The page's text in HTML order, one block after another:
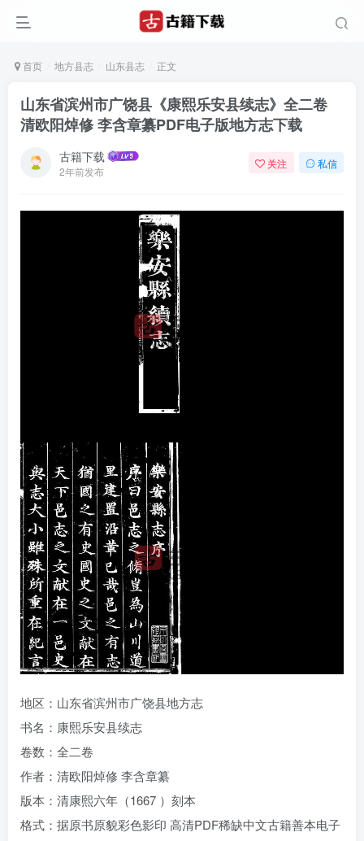
首页 地方县志 山东县志 正文
山东省滨州市广饶县《康熙乐安县续志》全二卷
清欧阳焯修 李含章纂PDF电子版地方志下载
古籍下载
2年前发布
关注 私信
地区：山东省滨州市广饶县地方志
书名：康熙乐安县续志
卷数：全二卷
作者：清欧阳焯修 李含章纂
版本：清康熙六年（1667 ）刻本
格式：据原书原貌彩色影印 高清PDF稀缺中文古籍善本电子